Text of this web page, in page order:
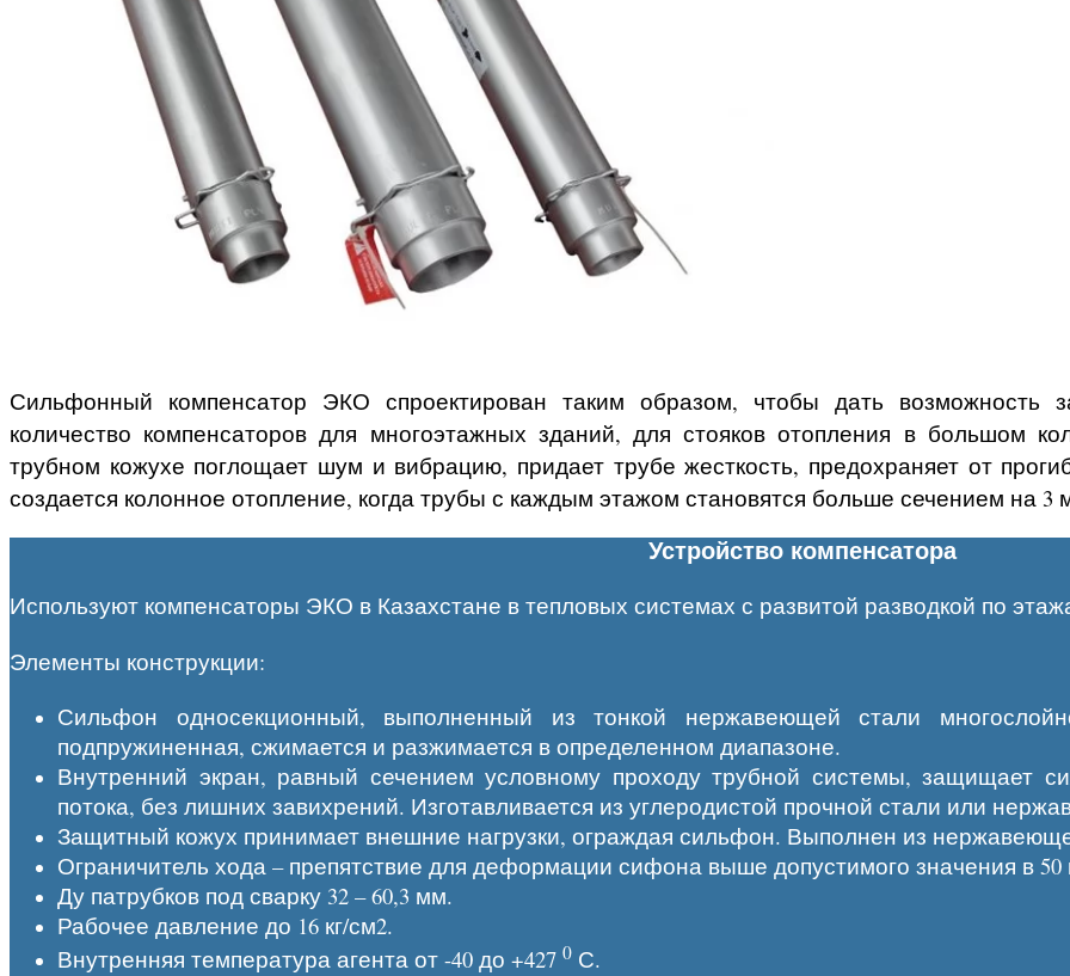
Сильфонный компенсатор ЭКО спроектирован таким образом, чтобы дать возможность
количество компенсаторов для многоэтажных зданий, для стояков отопления в большом
трубном кожухе поглощает шум и вибрацию, придает трубе жесткость, предохраняет от
создается колонное отопление, когда трубы с каждым этажом становятся больше сечением на 3
Устройство компенсатора
Используют компенсаторы ЭКО в Казахстане в тепловых системах с развитой разводкой по
Элементы конструкции:
Сильфон односекционный, выполненный из тонкой нержавеющей стали
подпружиненная, сжимается и разжимается в определенном диапазоне.
Внутренний экран, равный сечением условному проходу трубной системы, защищает
потока, без лишних завихрений. Изготавливается из углеродистой прочной стали или
Защитный кожух принимает внешние нагрузки, ограждая сильфон. Выполнен из
Ограничитель хода – препятствие для деформации сифона выше допустимого значения в
Ду патрубков под сварку 32 – 60,3 мм.
Рабочее давление до 16 кг/см2.
Внутренняя температура агента от -40 до +427 0 С.